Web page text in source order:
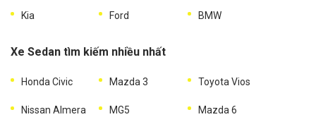
Kia Ford BMW
Xe Sedan tìm kiếm nhiều nhất
Honda Civic Mazda 3 Toyota Vios
Nissan Almera MG5 Mazda 6